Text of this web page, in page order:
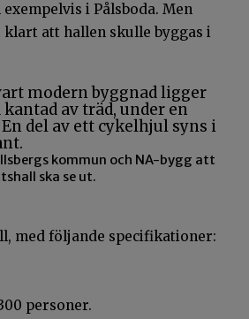
i Pålsboda. Men
att hallen skulle byggas i
kommun och NA-bygg att
ska se ut.
med följande specifikationer:
personer.